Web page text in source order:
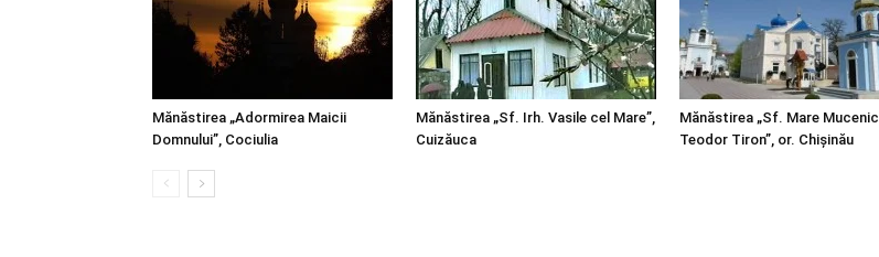
Mănăstirea „Adormirea Maicii
Domnului”, Cociulia
Mănăstirea „Sf. Irh. Vasile cel Mare”,
Cuizăuca
Mănăstirea „Sf. Mare Mucenic
Teodor Tiron”, or. Chişinău